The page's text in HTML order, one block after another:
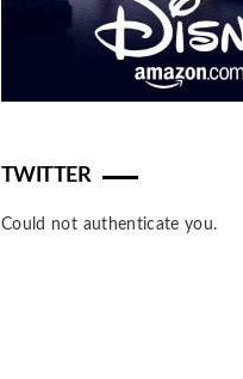
TWITTER
Could not authenticate you.